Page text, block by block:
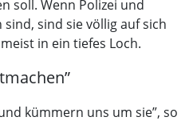
soll. Wenn Polizei und
sind sie völlig auf sich
in ein tiefes Loch.
kümmern uns um sie”, so